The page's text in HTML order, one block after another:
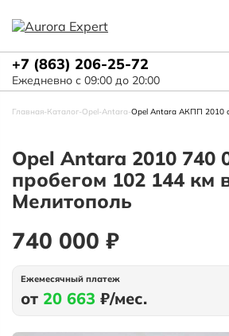
+7 (863) 206-25-72
Ежедневно с 09:00 до 20:00
Главная-Каталог-Opel-Antara-Opel Antara АКПП 2010
Opel Antara 2010 740
пробегом 102 144 км
Мелитополь
740 000 ₽
Ежемесячный платеж
от 20 663 ₽/мес.